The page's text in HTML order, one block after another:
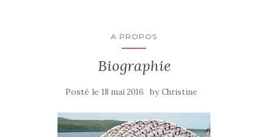
A PROPOS
Biographie
Posté le 18 mai 2016 byChristine